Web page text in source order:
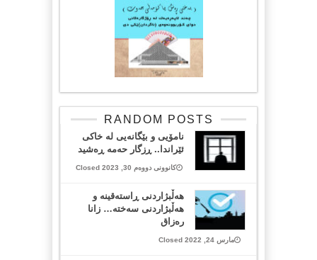
RANDOM POSTS
نامۆیی و بێگانەیی لە خاکی
ئێراندا.. ڕزگار حەمە ڕەشید
کانوونی دووەم 30, 2023 Closed
هەڵبژاردنی ڕاستەقینە و
هەڵبژاردنی سەختە… زانا
رەزاق
مارس 24, 2022 Closed